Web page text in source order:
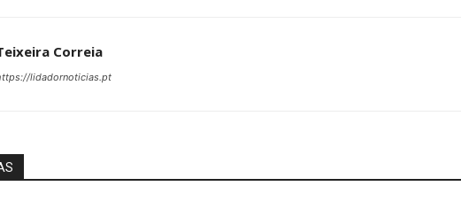
Correia
lidadornoticias.pt